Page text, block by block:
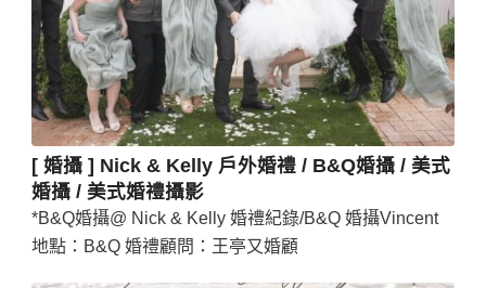
[ 婚攝 ] Nick & Kelly 戶外婚禮 / B&Q婚攝 / 美式
婚攝 / 美式婚禮攝影
*B&Q婚攝@ Nick & Kelly 婚禮紀錄/B&Q 婚攝Vincent
地點：B&Q 婚禮顧問：王亭又婚顧